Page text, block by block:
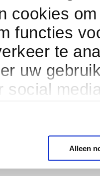
cookies
functies
te
uw
social
Alleen